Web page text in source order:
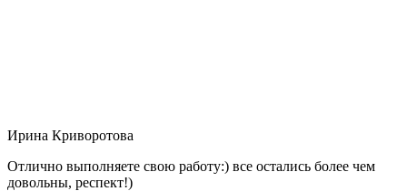
Ирина Криворотова
Отлично выполняете свою работу:) все остались более чем
довольны, респект!)